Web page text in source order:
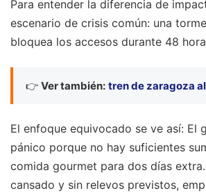
Para entender la diferencia de
escenario de crisis común: una
bloquea los accesos durante 48
👉 Ver también: tren de zaragoza al
El enfoque equivocado se ve así: El
pánico porque no hay suficientes
comida gourmet para dos días
cansado y sin relevos previstos,